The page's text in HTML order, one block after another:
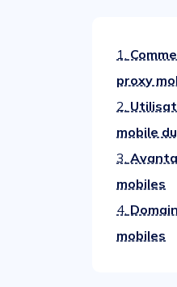
1.
proxy
2.
mobile
3.
mobiles
4.
mobiles